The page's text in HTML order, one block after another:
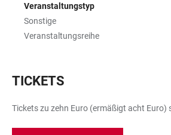
Veranstaltungstyp
Sonstige
Veranstaltungsreihe
TICKETS
Tickets zu zehn Euro (ermäßigt acht Euro)